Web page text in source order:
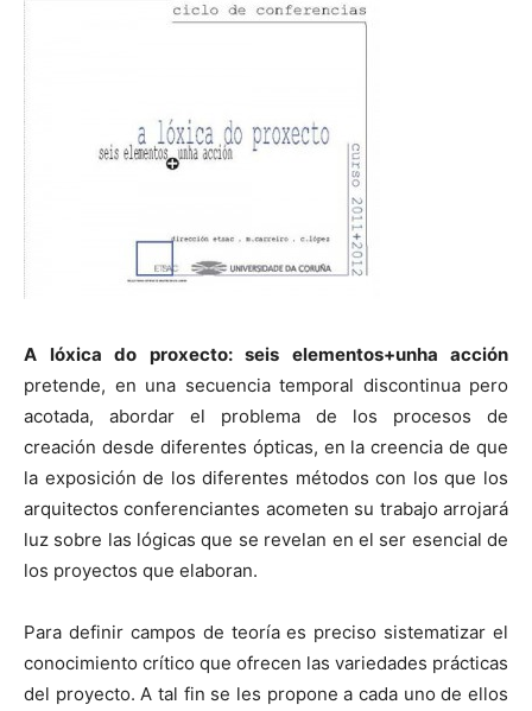
A lóxica do proxecto: seis elementos+unha acción
pretende, en una secuencia temporal discontinua pero
acotada, abordar el problema de los procesos de
creación desde diferentes ópticas, en la creencia de que
la exposición de los diferentes métodos con los que los
arquitectos conferenciantes acometen su trabajo arrojará
luz sobre las lógicas que se revelan en el ser esencial de
los proyectos que elaboran.
Para definir campos de teoría es preciso sistematizar el
conocimiento crítico que ofrecen las variedades prácticas
del proyecto. A tal fin se les propone a cada uno de ellos